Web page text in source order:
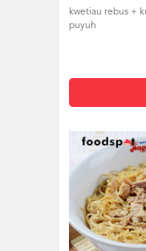
kwetiau rebus +
puyuh